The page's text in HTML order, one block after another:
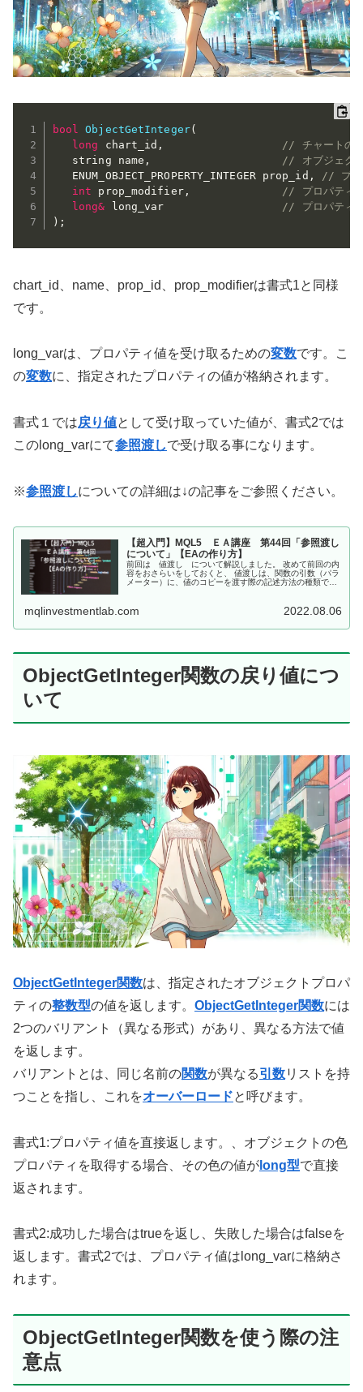
bool ObjectGetInteger(
long chart_id ,
// チャートの
   string name
,
// オブジェク
   ENUM_OBJECT_PROPERTY_INTEGER prop_id
,
// プロ
int prop_modifier,
// プロパティ
long& long_var
// プロパティ
) ;
chart_id、name、prop_id、prop_modifierは書式1と同様
です。
long_varは、プロパティ値を受け取るための変数です。こ
の変数に、指定されたプロパティの値が格納されます。
書式１では戻り値として受け取っていた値が、書式2では
このlong_varにて参照渡しで受け取る事になります。
※参照渡しについての詳細は↓の記事をご参照ください。
【超入門】MQL5 ＥＡ講座 第44回「参照渡し
について」【EAの作り方】
前回は 値渡し について解説しました。 改めて前回の内
容をおさらいをしておくと、 値渡しは、関数の引数（パラ
メーター）に、値のコピーを渡す際の記述方法の種類であ
mqlinvestmentlab.com 2022.08.06
ObjectGetInteger関数の戻り値につ
いて
ObjectGetInteger関数は、指定されたオブジェクトプロパ
ティの整数型の値を返します。 ObjectGetInteger関数には
2つのバリアント（異なる形式）があり、異なる方法で値
を返します。
バリアントとは、同じ名前の関数が異なる引数リストを持
つことを指し、これをオーバーロードと呼びます。
書式1:プロパティ値を直接返します。、オブジェクトの色
プロパティを取得する場合、その色の値が long型で直接
返されます。
書式2:成功した場合はtrueを返し、失敗した場合はfalseを
返します。書式2では、プロパティ値はlong_varに格納さ
れます。
ObjectGetInteger関数を使う際の注
意点